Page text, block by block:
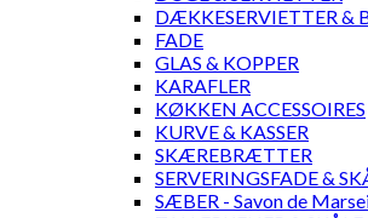
DÆKKESERVIETTER &
FADE
GLAS & KOPPER
KARAFLER
KØKKEN ACCESSOIRES
KURVE & KASSER
SKÆREBRÆTTER
SERVERINGSFADE &
SÆBER - Savon de